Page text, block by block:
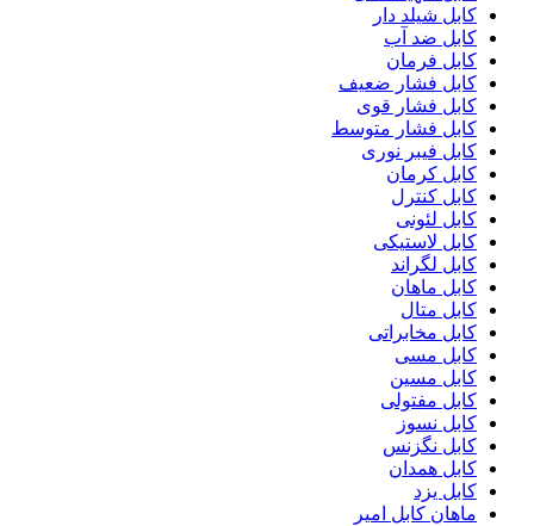
کابل شیلد دار
کابل ضد آب
کابل فرمان
کابل فشار ضعیف
کابل فشار قوی
کابل فشار متوسط
کابل فیبر نوری
کابل کرمان
کابل کنترل
کابل لئونی
کابل لاستیکی
کابل لگراند
کابل ماهان
کابل متال
کابل مخابراتی
کابل مسی
کابل مسین
کابل مفتولی
کابل نسوز
کابل نگزنس
کابل همدان
کابل یزد
ماهان کابل امیر